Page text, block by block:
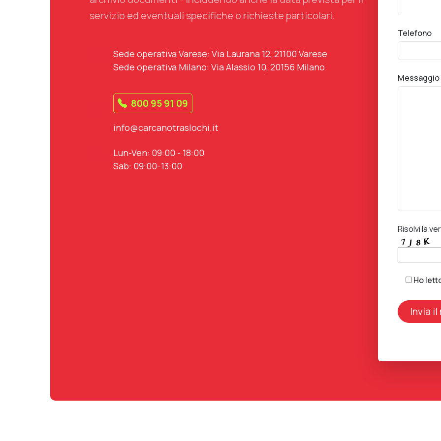
servizio ed eventuali specifiche o richieste particolari.
Sede operativa Varese: Via Laurana 12, 21100 Varese
Sede operativa Milano: Via Alassio 10, 20156 Milano
800 95 91 09
info@carcanotraslochi.it
Lun-Ven: 09:00 - 18:00
Sab: 09:00-13:00
Telefono
Messaggio
Risolvi la
Ho